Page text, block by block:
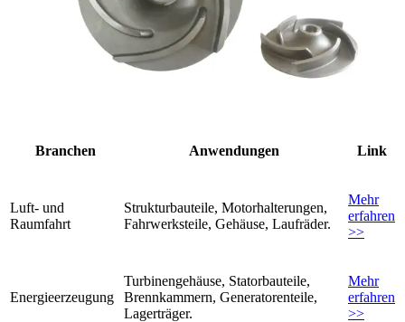
Branchen Anwendungen Link
Luft- und
Raumfahrt
Strukturbauteile, Motorhalterungen,
Fahrwerksteile, Gehäuse, Laufräder.
Mehr
erfahren
>>
Energieerzeugung
Turbinengehäuse, Statorbauteile,
Brennkammern, Generatorenteile,
Lagerträger.
Mehr
erfahren
>>